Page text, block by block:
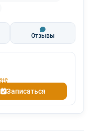
Отзывы
Записаться